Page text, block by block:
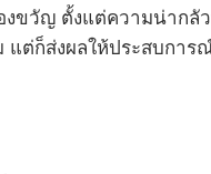
ขวัญ ตั้งแต่ความน่ากลั
ต่ก็ส่งผลให้ประสบกา